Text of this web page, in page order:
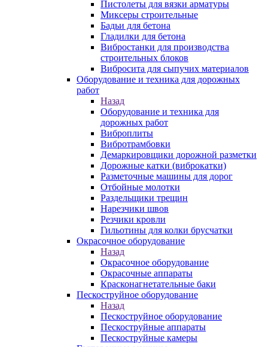
Пистолеты для вязки арматуры
Миксеры строительные
Бадьи для бетона
Гладилки для бетона
Вибростанки для производства
строительных блоков
Вибросита для сыпучих материалов
Оборудование и техника для дорожных
работ
Назад
Оборудование и техника для
дорожных работ
Виброплиты
Вибротрамбовки
Демаркировщики дорожной разметки
Дорожные катки (виброкатки)
Разметочные машины для дорог
Отбойные молотки
Раздельщики трещин
Нарезчики швов
Резчики кровли
Гильотины для колки брусчатки
Окрасочное оборудование
Назад
Окрасочное оборудование
Окрасочные аппараты
Красконагнетательные баки
Пескоструйное оборудование
Назад
Пескоструйное оборудование
Пескоструйные аппараты
Пескоструйные камеры